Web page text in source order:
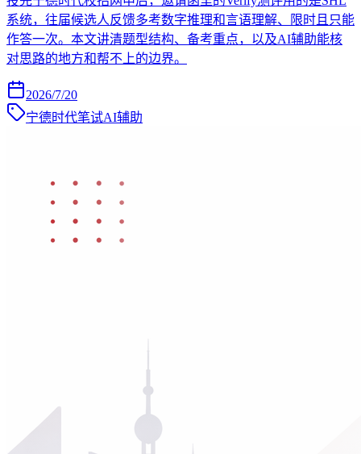
系统，往届候选人反馈多考数字推理和言语理解、限时且只能
作答一次。本文讲清题型结构、备考重点，以及AI辅助能核
对思路的地方和帮不上的边界。
2026/7/20
宁德时代笔试AI辅助